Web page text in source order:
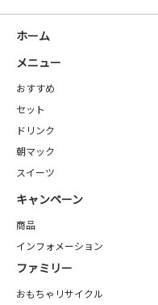
ホーム
メニュー
おすすめ
セット
ドリンク
朝マック
スイーツ
キャンペーン
商品
インフォメーション
ファミリー
おもちゃリサイクル